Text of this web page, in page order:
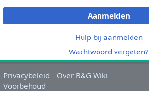
Aanmelden
Hulp bij aanmelden
Wachtwoord vergeten?
Privacybeleid
Over B&G Wiki
Voorbehoud